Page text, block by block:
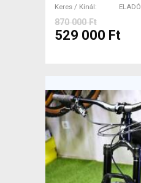
Keres / Kínál
ELADÓ
870 000 Ft
529 000 Ft